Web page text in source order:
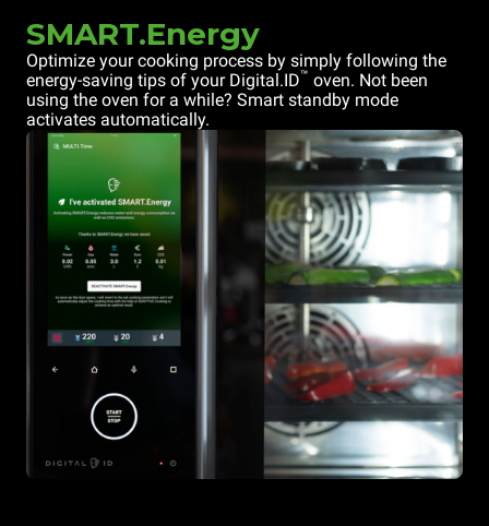
SMART.Energy
Optimize your cooking process by simply following the
energy-saving tips of your Digital.ID™ oven. Not been
using the oven for a while? Smart standby mode
activates automatically.